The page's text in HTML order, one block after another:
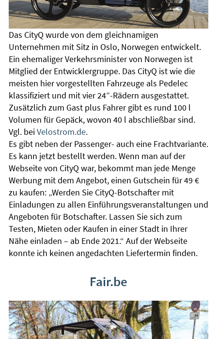
Das CityQ wurde von dem gleichnamigen
Unternehmen mit Sitz in Oslo, Norwegen entwickelt.
Ein ehemaliger Verkehrsminister von Norwegen ist
Mitglied der Entwicklergruppe. Das CityQ ist wie die
meisten hier vorgestellten Fahrzeuge als Pedelec
klassifiziert und mit vier 24”-Rädern ausgestattet.
Zusätzlich zum Gast plus Fahrer gibt es rund 100 l
Volumen für Gepäck, wovon 40 l abschließbar sind.
Vgl. beiVelostrom.de.
Es gibt neben der Passenger- auch eine Frachtvariante.
Es kann jetzt bestellt werden. Wenn man auf der
Webseite von CityQ war, bekommt man jede Menge
Werbung mit dem Angebot, einen Gutschein für 49 €
zu kaufen: „Werden Sie CityQ-Botschafter mit
Einladungen zu allen Einführungsveranstaltungen und
Angeboten für Botschafter. Lassen Sie sich zum
Testen, Mieten oder Kaufen in einer Stadt in Ihrer
Nähe einladen – ab Ende 2021.“ Auf der Webseite
konnte ich keinen angedachten Liefertermin finden.
Fair.be